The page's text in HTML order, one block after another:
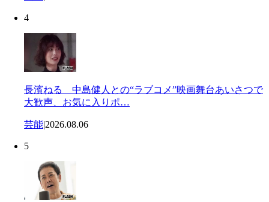
4
長濱ねる 中島健人との“ラブコメ”映画舞台あいさつで
大歓声、お気に入りポ…
芸能|2026.08.06
5